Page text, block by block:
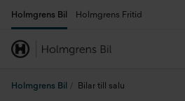
Holmgrens Bil Holmgrens Fritid
Holmgrens Bil Bilar till salu